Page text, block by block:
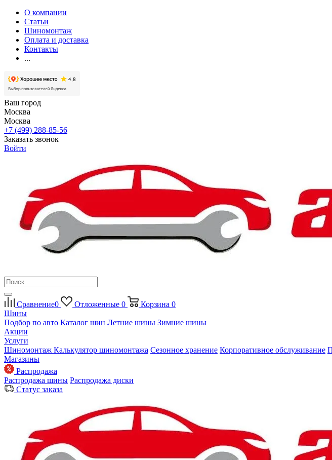
О компании
Статьи
Шиномонтаж
Оплата и доставка
Контакты
...
Ваш город
Москва
Москва
+7 (499) 288-85-56
Заказать звонок
Войти
Сравнение0 Отложенные 0 Корзина 0
Шины
Подбор по авто Каталог шин Летние шины Зимние шины
Акции
Услуги
Шиномонтаж Калькулятор шиномонтажа Сезонное хранение Корпоративное обслуживание
Магазины
Распродажа
Распродажа шины Распродажа диски
Статус заказа